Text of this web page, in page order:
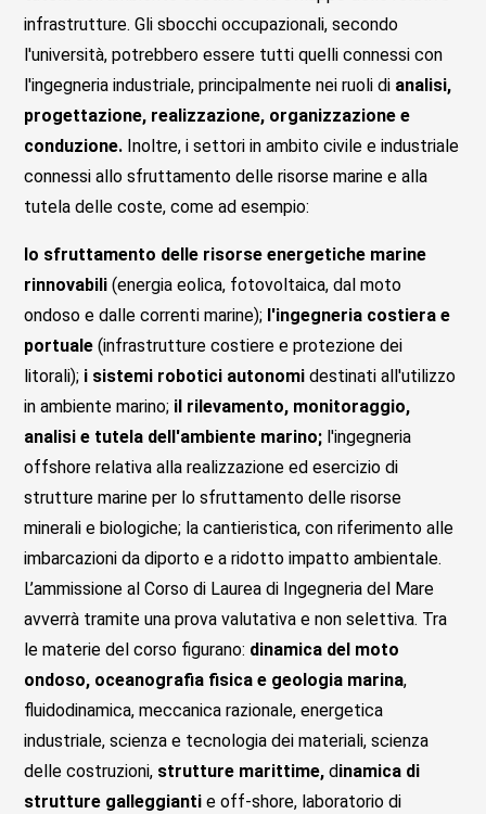
infrastrutture. Gli sbocchi occupazionali, secondo
l'università, potrebbero essere tutti quelli connessi con
l'ingegneria industriale, principalmente nei ruoli di analisi,
progettazione, realizzazione, organizzazione e
conduzione. Inoltre, i settori in ambito civile e industriale
connessi allo sfruttamento delle risorse marine e alla
tutela delle coste, come ad esempio:
lo sfruttamento delle risorse energetiche marine
rinnovabili(energia eolica, fotovoltaica, dal moto
ondoso e dalle correnti marine); l'ingegneria costiera e
portuale (infrastrutture costiere e protezione dei
litorali); i sistemi robotici autonomidestinati all'utilizzo
in ambiente marino; il rilevamento, monitoraggio,
analisi e tutela dell'ambiente marino; l'ingegneria
offshore relativa alla realizzazione ed esercizio di
strutture marine per lo sfruttamento delle risorse
minerali e biologiche; la cantieristica, con riferimento alle
imbarcazioni da diporto e a ridotto impatto ambientale.
L’ammissione al Corso di Laurea di Ingegneria del Mare
avverrà tramite una prova valutativa e non selettiva. Tra
le materie del corso figurano: dinamica del moto
ondoso, oceanografia fisica e geologia marina,
fluidodinamica, meccanica razionale, energetica
industriale, scienza e tecnologia dei materiali, scienza
delle costruzioni, strutture marittime, dinamica di
strutture galleggiantie off-shore, laboratorio di